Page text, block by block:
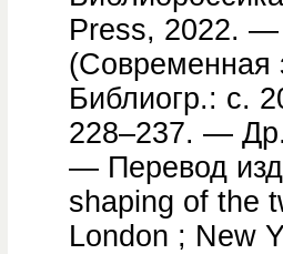
Press, 2022.
(Современная
Библиогр.: с.
228–237. — Др.
— Перевод
shaping of the
London ; New